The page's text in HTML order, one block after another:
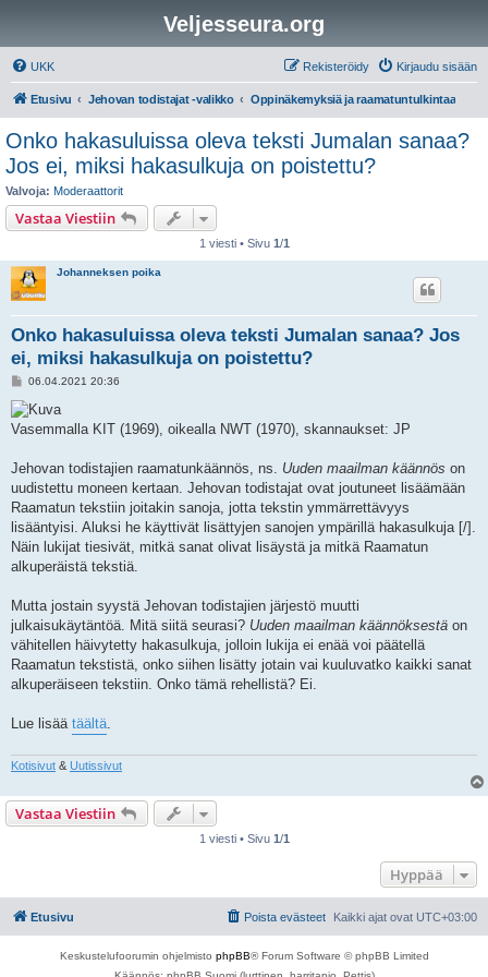
Veljesseura.org
UKK Kirjaudu sisään
Rekisteröidy
Etusivu Jehovan todistajat -valikko Oppinäkemyksiä ja raamatuntulkintaa
Onko hakasuluissa oleva teksti Jumalan sanaa?
Jos ei, miksi hakasulkuja on poistettu?
Valvoja: Moderaattorit
Vastaa Viestiin
1 viesti • Sivu 1/1
Johanneksen poika
Onko hakasuluissa oleva teksti Jumalan sanaa? Jos
ei, miksi hakasulkuja on poistettu?
V
e
s
t
06.04.2021 20:36
Vasemmalla KIT (1969), oikealla NWT (1970), skannaukset: JP
Jehovan todistajien raamatunkäännös, ns. Uuden maailman käännös on
uudistettu moneen kertaan. Jehovan todistajat ovat joutuneet lisäämään
Raamatun tekstiin joitakin sanoja, jotta tekstin ymmärrettävyys
lisääntyisi. Aluksi he käyttivät lisättyjen sanojen ympärillä hakasulkuja [/].
Näin lukijat tiesivät, mitkä sanat olivat lisäystä ja mitkä Raamatun
alkuperäistä tekstiä.
Mutta jostain syystä Jehovan todistajien järjestö muutti
julkaisukäytäntöä. Mitä siitä seurasi? Uuden maailman käännöksestä on
vähitellen häivytetty hakasulkuja, jolloin lukija ei enää voi päätellä
Raamatun tekstistä, onko siihen lisätty jotain vai kuuluvatko kaikki sanat
alkuperäiseen tekstiin. Onko tämä rehellistä? Ei.
Lue lisää täältä.
Kotisivut & Uutissivut
Vastaa Viestiin
1 viesti • Sivu 1/1
Hyppää
Etusivu Kaikki ajat ovat UTC+03:00
Poista evästeet
Keskustelufoorumin ohjelmisto phpBB® Forum Software © phpBB Limited